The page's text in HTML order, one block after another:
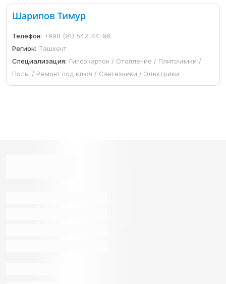
Шарипов Тимур
Телефон: +998 (91) 542-44-96
Регион: Ташкент
Специализация: Гипсокартон / Отопление / Плиточники /
Полы / Ремонт под ключ / Сантехники / Электрики